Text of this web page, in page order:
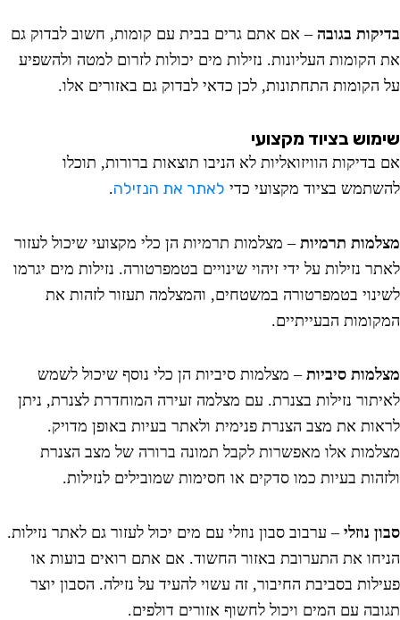
בגובה– אם אתם גרים בבית עם קומות, חשוב לבדוק גם
העליונות. נזילות מים יכולות לזרום למטה ולהשפיע
התחתונות, לכן כדאי לבדוק גם באזורים אלו.
בציוד מקצועי
הוויזואליות לא הניבו תוצאות ברורות, תוכלו
בציוד מקצועי כדילאתר את הנזילה.
תרמיות– מצלמות תרמיות הן כלי מקצועי שיכול לעזור
נזילות על ידי זיהוי שינויים בטמפרטורה. נזילות מים יגרמו
בטמפרטורה במשטחים, והמצלמה תעזור לזהות את
הבעייתיים.
סיביות– מצלמות סיביות הן כלי נוסף שיכול לשמש
נזילות בצנרת. עם מצלמה זעירה המוחדרת לצנרת, ניתן
את מצב הצנרת פנימית ולאתר בעיות באופן מדויק.
אלו מאפשרות לקבל תמונה ברורה של מצב הצנרת
בעיות כמו סדקים או חסימות שמובילים לנזילות.
נוזלי– ערבוב סבון נוזלי עם מים יכול לעזור גם לאתר נזילות.
את התערובת באזור החשוד. אם אתם רואים בועות או
בסביבת החיבור, זה עשוי להעיד על נזילה. הסבון יוצר
עם המים ויכול לחשוף אזורים דולפים.